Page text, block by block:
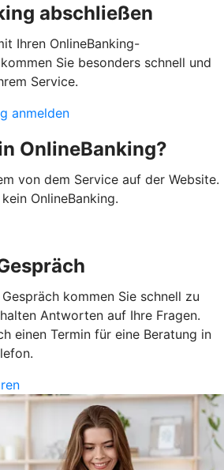
abschließen
Ihren OnlineBanking-
Sie besonders schnell und
Service.
anmelden
OnlineBanking?
von dem Service auf der Website.
OnlineBanking.
kommen Sie schnell zu
Antworten auf Ihre Fragen.
einen Termin für eine Beratung in